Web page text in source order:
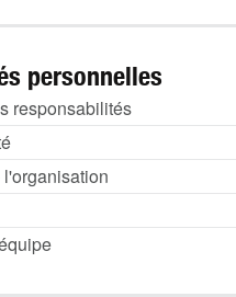
personnelles
responsabilités